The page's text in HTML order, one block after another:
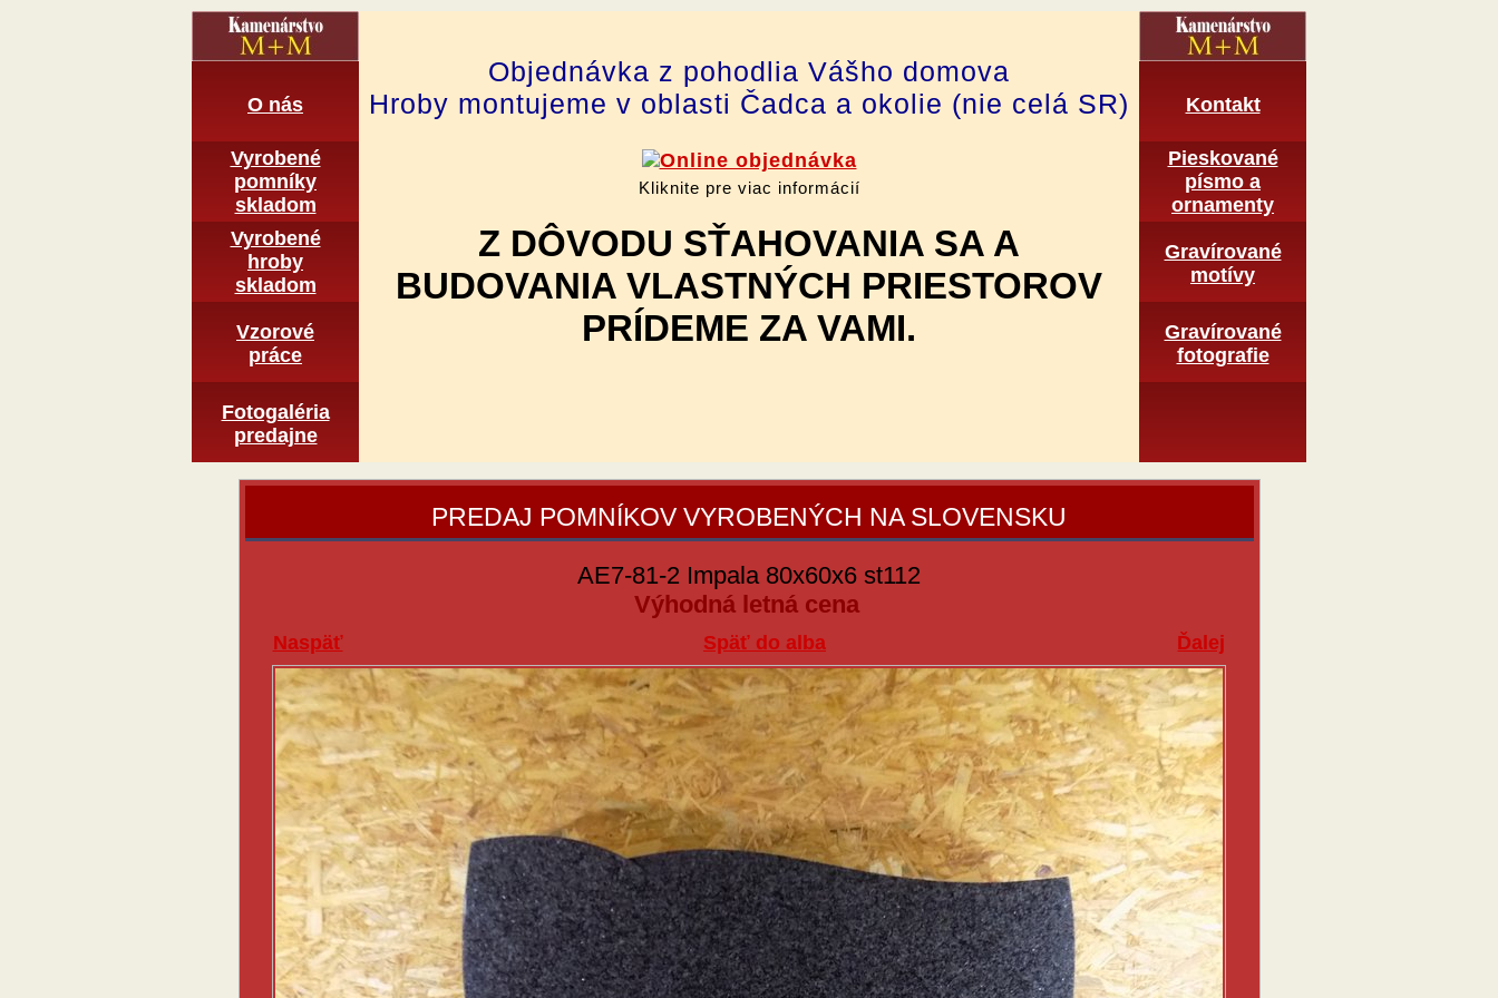
O nás
Vyrobené
pomní­ky
skladom
Vyrobené
hroby
skladom
Vzorové
práce
Fotogaléria
predajne
Objednávka z pohodlia Vášho domova
Hroby montujeme v oblasti Čadca a okolie (nie celá SR)
Kliknite pre viac informácií
Z DÔVODU SŤAHOVANIA SA A
BUDOVANIA VLASTNÝCH PRIESTOROV
PRÍDEME ZA VAMI.
Kontakt
Pieskované
pí­smo a
ornamenty
Gravírované
motí­vy
Graví­rované
fotografie
PREDAJ POMNÍKOV VYROBENÝCH NA SLOVENSKU
AE7-81-2 Impala 80x60x6 st112
Výhodná letná cena
Naspäť Späť do alba Ďalej